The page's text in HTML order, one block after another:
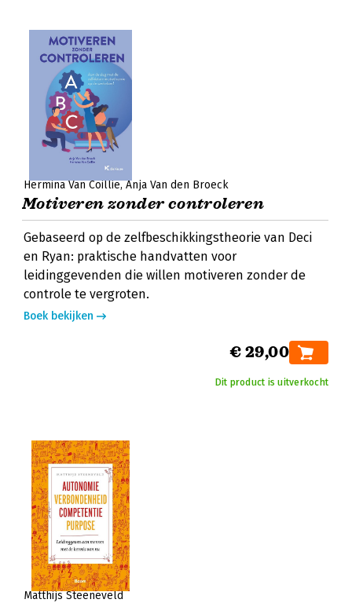
Hermina Van Coillie Anja Van den Broeck
Motiveren zonder controleren
Gebaseerd op de zelfbeschikkingstheorie van Deci
en Ryan: praktische handvatten voor
leidinggevenden die willen motiveren zonder de
controle te vergroten.
Boek bekijken
€ 29,00
Dit product is uitverkocht
Matthijs Steeneveld